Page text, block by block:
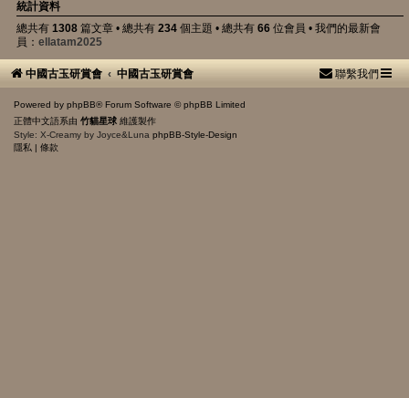
統計資料
總共有 1308 篇文章 • 總共有 234 個主題 • 總共有 66 位會員 • 我們的最新會
員： ellatam2025
中國古玉研賞會 中國古玉研賞會 聯繫我們
Powered by phpBB® Forum Software © phpBB Limited
正體中文語系由 竹貓星球 維護製作
Style: X-Creamy by Joyce&Luna phpBB-Style-Design
隱私 | 條款